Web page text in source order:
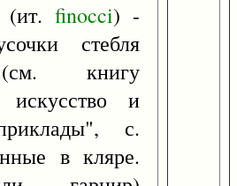
finocci) -
стебля
книгу
искусство и
с.
в кляре.